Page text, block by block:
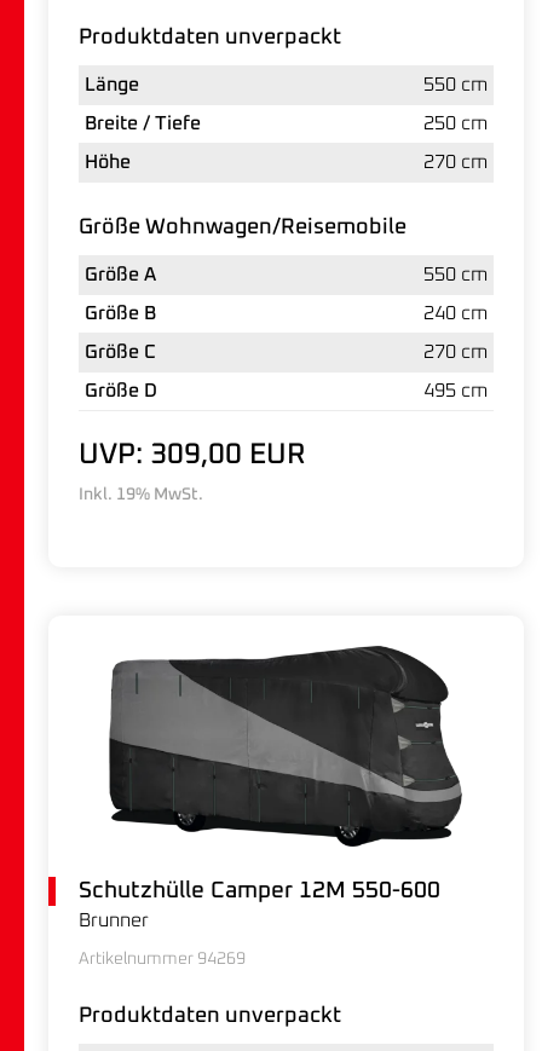
Produktdaten unverpackt
Länge
550 cm
Breite / Tiefe
250 cm
Höhe
270 cm
Größe Wohnwagen/Reisemobile
Größe A
550 cm
Größe B
240 cm
Größe C
270 cm
Größe D
495 cm
UVP: 309,00 EUR
Inkl. 19% MwSt.
Schutzhülle Camper 12M 550-600
Brunner
Artikelnummer 94269
Produktdaten unverpackt